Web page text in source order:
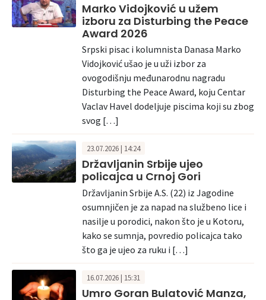
Marko Vidojković u užem
izboru za Disturbing the Peace
Award 2026
Srpski pisac i kolumnista Danasa Marko
Vidojković ušao je u uži izbor za
ovogodišnju međunarodnu nagradu
Disturbing the Peace Award, koju Centar
Vaclav Havel dodeljuje piscima koji su zbog
svog […]
23.07.2026 | 14:24
Državljanin Srbije ujeo
policajca u Crnoj Gori
Državljanin Srbije A.S. (22) iz Jagodine
osumnjičen je za napad na službeno lice i
nasilje u porodici, nakon što je u Kotoru,
kako se sumnja, povredio policajca tako
što ga je ujeo za ruku i […]
16.07.2026 | 15:31
Umro Goran Bulatović Manza,